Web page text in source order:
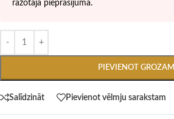
ražotāja pieprasījuma.
PIEVIENOT GROZAM
Salīdzināt Pievienot vēlmju sarakstam